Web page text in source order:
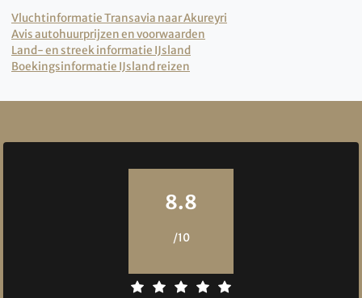
Vluchtinformatie Transavia naar Akureyri
Avis autohuurprijzen en voorwaarden
Land- en streek informatie IJsland
Boekingsinformatie IJsland reizen
8.8
/10